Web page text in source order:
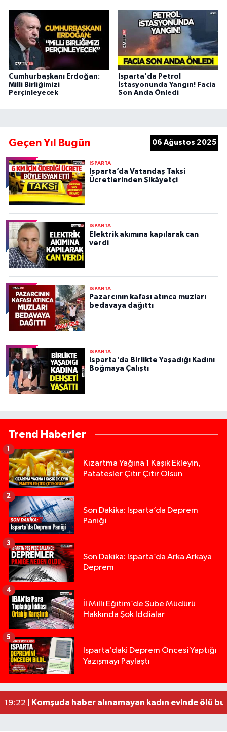
Cumhurbaşkanı Erdoğan:
Milli Birliğimizi
Perçinleyecek
Isparta'da Petrol
İstasyonunda Yangın! Facia
Son Anda Önledi
Geçen Yıl Bugün 06 Ağustos 2025
ISPARTA
Isparta’da Vatandaş Taksi
Ücretlerinden Şikâyetçi
ISPARTA
Elektrik akımına kapılarak can
verdi
ISPARTA
Pazarcının kafası atınca muzları
bedavaya dağıttı
ISPARTA
Isparta'da Birlikte Yaşadığı Kadını
Boğmaya Çalıştı
Trend Haberler
Kızartma Yağına 1 Kaşık Ekleyin,
Patatesler Çıtır Çıtır Olsun
1
Son Dakika: Isparta’da Deprem
Paniği
2
Son Dakika: Isparta’da Arka Arkaya
Deprem
3
İl Milli Eğitim’de Şube Müdürü
Hakkında Şok İddialar
4
Isparta’daki Deprem Öncesi Yaptığı
Yazışmayı Paylaştı
5
13:00 |Yığılca'da kardeşler arasındaki silahlı kavgada
12:48 |Tur teknesi çalışanlarının birbirine girdiği kavga
02:26 |MOTOSİKLETLE ÇARPIŞAN OTOMOBİL GÜL
19:22 |
Komşuda haber alınamayan kadın evinde ölü